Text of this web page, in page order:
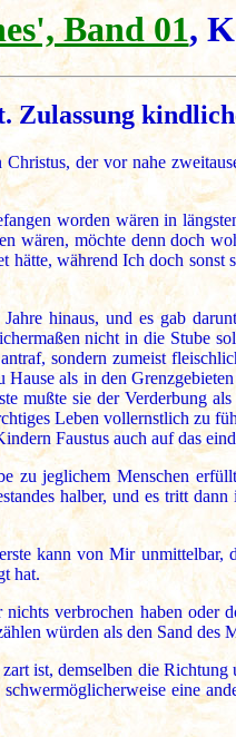
Band 01,
der vor nahe
worden wären in
wären, möchte denn doch
hätte, während Ich doch
hinaus, und es gab
nicht in die Stube
sondern zumeist
als in den
mußte sie der Verderbung
Leben vollernstlich zu
Faustus auch auf das
zu jeglichem Menschen
halber, und es tritt
kann von Mir unmittelbar,
hat.
verbrochen haben oder
würden als den Sand des
ist, demselben die
eine